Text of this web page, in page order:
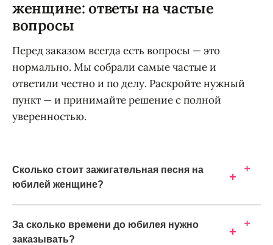
женщине: ответы на частые
вопросы
Перед заказом всегда есть вопросы — это
нормально. Мы собрали самые частые и
ответили честно и по делу. Раскройте нужный
пункт — и принимайте решение с полной
уверенностью.
Сколько стоит зажигательная песня на
юбилей женщине?
+
За сколько времени до юбилея нужно
заказывать?
+